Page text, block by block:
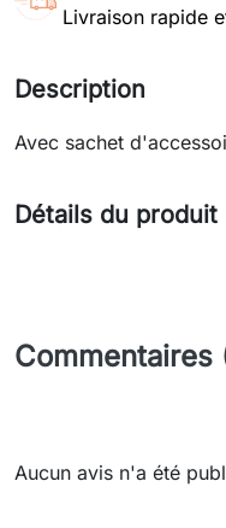
Livraison rapide
Description
Avec sachet
Détails du produit
Commentaires
Aucun avis n'a été